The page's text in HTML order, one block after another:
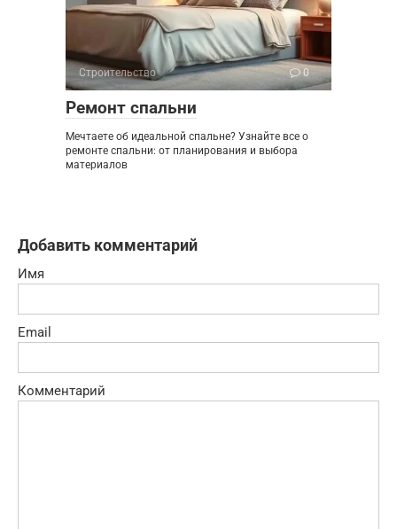
Строительство 0
Ремонт спальни
Мечтаете об идеальной спальне? Узнайте все о
ремонте спальни: от планирования и выбора
материалов
Добавить комментарий
Имя
Email
Комментарий